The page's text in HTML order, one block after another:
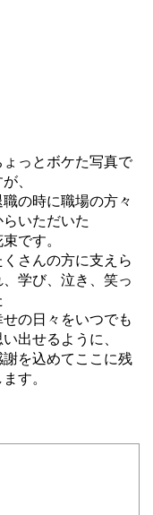
ょっとボケた写真で
、
職の時に職場の方々
らいただいた
です。
くさんの方に支えら
、学び、泣き、笑っ
せの日々をいつでも
出せるように、
謝を込めてここに残
ます。